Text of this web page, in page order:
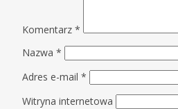
Komentarz*
Nazwa*
Adres e-mail*
Witryna internetowa